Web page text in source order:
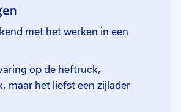
met het werken in een
op de heftruck,
maar het liefst een zijlader